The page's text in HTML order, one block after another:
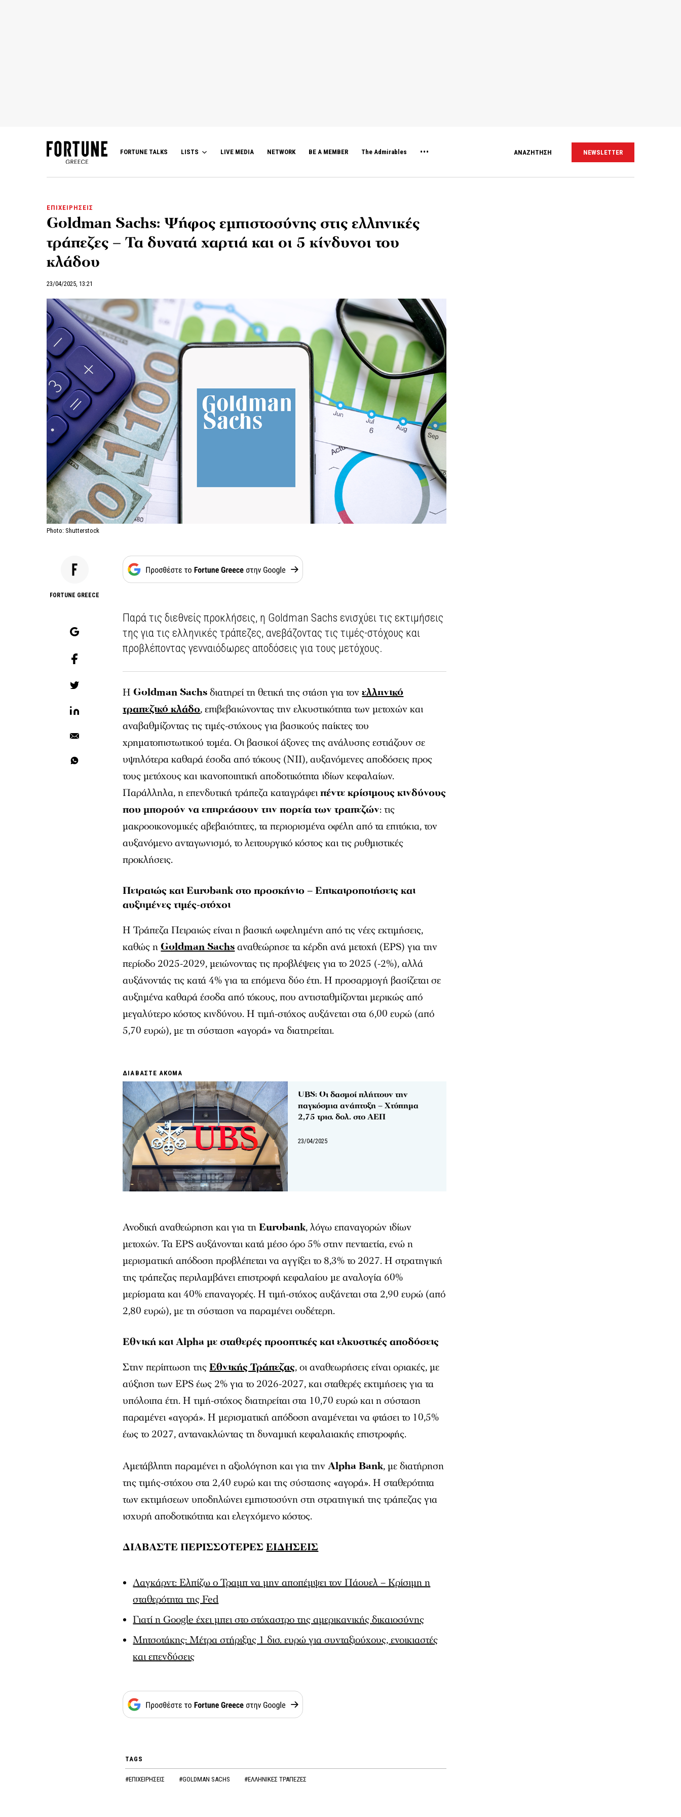
FORTUNE TALKS LISTS LIVE MEDIA NETWORK BE A MEMBER The Admirables ΑΝΑΖΗΤΗΣΗ NEWSLETTER
ΕΠΙΧΕΙΡΗΣΕΙΣ
Goldman Sachs: Ψήφος εμπιστοσύνης στις ελληνικές
τράπεζες – Τα δυνατά χαρτιά και οι 5 κίνδυνοι του
κλάδου
23/04/2025, 13:21
Photo: Shutterstock
FORTUNE GREECE
Παρά τις διεθνείς προκλήσεις, η Goldman Sachs ενισχύει τις εκτιμήσεις
της για τις ελληνικές τράπεζες, ανεβάζοντας τις τιμές-στόχους και
προβλέποντας γενναιόδωρες αποδόσεις για τους μετόχους.
ΗGoldman Sachsδιατηρεί τη θετική της στάση για τονελληνικό
τραπεζικό κλάδο, επιβεβαιώνοντας την ελκυστικότητα των μετοχών και
αναβαθμίζοντας τις τιμές-στόχους για βασικούς παίκτες του
χρηματοπιστωτικού τομέα. Οι βασικοί άξονες της ανάλυσης εστιάζουν σε
υψηλότερα καθαρά έσοδα από τόκους (NII), αυξανόμενες αποδόσεις προς
τους μετόχους και ικανοποιητική αποδοτικότητα ιδίων κεφαλαίων.
Παράλληλα, η επενδυτική τράπεζα καταγράφειπέντε κρίσιμους κινδύνους
που μπορούν να επηρεάσουν την πορεία των τραπεζών: τις
μακροοικονομικές αβεβαιότητες, τα περιορισμένα οφέλη από τα επιτόκια, τον
αυξανόμενο ανταγωνισμό, το λειτουργικό κόστος και τις ρυθμιστικές
προκλήσεις.
Πειραιώς και Eurobank στο προσκήνιο – Επικαιροποιήσεις και
αυξημένες τιμές-στόχοι
Η Τράπεζα Πειραιώς είναι η βασική ωφελημένη από τις νέες εκτιμήσεις,
καθώς ηGoldman Sachsαναθεώρησε τα κέρδη ανά μετοχή (EPS) για την
περίοδο 2025-2029, μειώνοντας τις προβλέψεις για το 2025 (-2%), αλλά
αυξάνοντάς τις κατά 4% για τα επόμενα δύο έτη. Η προσαρμογή βασίζεται σε
αυξημένα καθαρά έσοδα από τόκους, που αντισταθμίζονται μερικώς από
μεγαλύτερο κόστος κινδύνου. Η τιμή-στόχος αυξάνεται στα 6,00 ευρώ (από
5,70 ευρώ), με τη σύσταση «αγορά» να διατηρείται.
ΔΙΑΒΑΣΤΕ ΑΚΟΜΑ
UBS: Οι δασμοί πλήττουν την
παγκόσμια ανάπτυξη – Χτύπημα
2,75 τρισ. δολ. στο ΑΕΠ
23/04/2025
Ανοδική αναθεώρηση και για τηEurobank, λόγω επαναγορών ιδίων
μετοχών. Τα EPS αυξάνονται κατά μέσο όρο 5% στην πενταετία, ενώ η
μερισματική απόδοση προβλέπεται να αγγίξει το 8,3% το 2027. Η στρατηγική
της τράπεζας περιλαμβάνει επιστροφή κεφαλαίου με αναλογία 60%
μερίσματα και 40% επαναγορές. Η τιμή-στόχος αυξάνεται στα 2,90 ευρώ (από
2,80 ευρώ), με τη σύσταση να παραμένει ουδέτερη.
Εθνική και Alpha με σταθερές προοπτικές και ελκυστικές αποδόσεις
Στην περίπτωση τηςΕθνικής Τράπεζας, οι αναθεωρήσεις είναι οριακές, με
αύξηση των EPS έως 2% για το 2026-2027, και σταθερές εκτιμήσεις για τα
υπόλοιπα έτη. Η τιμή-στόχος διατηρείται στα 10,70 ευρώ και η σύσταση
παραμένει «αγορά». Η μερισματική απόδοση αναμένεται να φτάσει το 10,5%
έως το 2027, αντανακλώντας τη δυναμική κεφαλαιακής επιστροφής.
Αμετάβλητη παραμένει η αξιολόγηση και για τηνAlpha Bank, με διατήρηση
της τιμής-στόχου στα 2,40 ευρώ και της σύστασης «αγορά». Η σταθερότητα
των εκτιμήσεων υποδηλώνει εμπιστοσύνη στη στρατηγική της τράπεζας για
ισχυρή αποδοτικότητα και ελεγχόμενο κόστος.
ΔΙΑΒΑΣΤΕ ΠΕΡΙΣΣΟΤΕΡΕΣΕΙΔΗΣΕΙΣ
Λαγκάρντ: Ελπίζω ο Τραμπ να μην αποπέμψει τον Πάουελ – Κρίσιμη η
σταθερότητα της Fed
Γιατί η Google έχει μπει στο στόχαστρο της αμερικανικής δικαιοσύνης
Μητσοτάκης: Μέτρα στήριξης 1 δισ. ευρώ για συνταξιούχους, ενοικιαστές
και επενδύσεις
TAGS
#ΕΠΙΧΕΙΡΗΣΕΙΣ #GOLDMAN SACHS #ΕΛΛΗΝΙΚΕΣ ΤΡΑΠΕΖΕΣ